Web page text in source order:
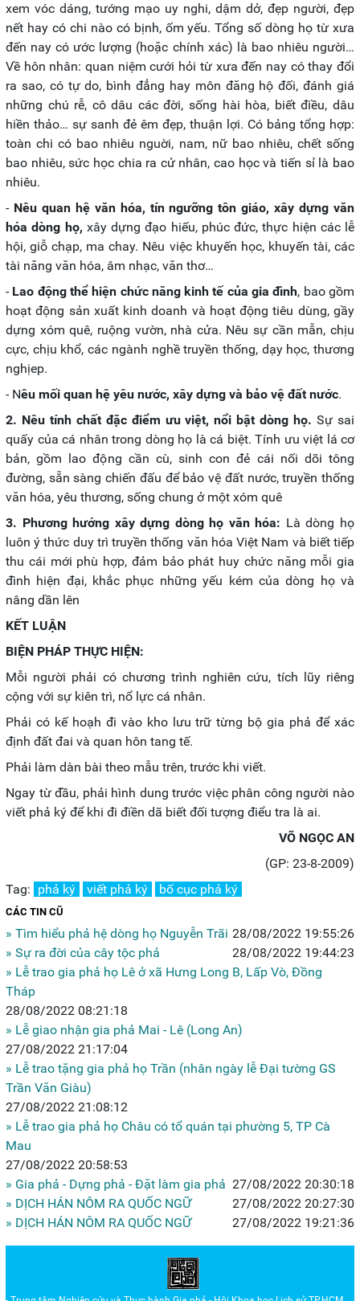
xem vóc dáng, tướng mạo uy nghi, dậm dở, đẹp người, đẹp
nết hay có chi nào có bịnh, ốm yếu. Tổng số dòng họ từ xưa
đến nay có ước lượng (hoặc chính xác) là bao nhiêu người…
Về hôn nhân: quan niệm cưới hỏi từ xưa đến nay có thay đổi
ra sao, có tự do, bình đẳng hay môn đăng hộ đối, đánh giá
những chú rễ, cô dâu các đời, sống hài hòa, biết điều, dâu
hiền thảo… sự sanh đẻ êm đẹp, thuận lợi. Có bảng tổng hợp:
toàn chi có bao nhiêu nguời, nam, nữ bao nhiêu, chết sống
bao nhiêu, sức học chia ra cử nhân, cao học và tiến sỉ là bao
nhiêu.
- Nêu quan hệ văn hóa, tín ngưỡng tôn giáo, xây dựng văn
hóa dòng họ, xây dựng đạo hiếu, phúc đức, thực hiện các lễ
hội, giỗ chạp, ma chay. Nêu việc khuyến học, khuyến tài, các
tài năng văn hóa, âm nhạc, văn thơ…
- Lao động thể hiện chức năng kinh tế của gia đình, bao gồm
hoạt động sản xuất kinh doanh và hoạt động tiêu dùng, gầy
dựng xóm quê, ruộng vườn, nhà cửa. Nêu sự cần mẫn, chịu
cực, chịu khổ, các ngành nghề truyền thống, dạy học, thương
nghịep.
- Nêu mối quan hệ yêu nước, xây dựng và bảo vệ đất nước.
2. Nêu tính chất đặc điểm ưu việt, nổi bật dòng họ. Sự sai
quấy của cá nhân trong dòng họ là cá biệt. Tính ưu việt lá cơ
bản, gồm lao động cần cù, sinh con đẻ cái nối dõi tông
đường, sẵn sàng chiến đấu để bảo vệ đất nước, truyền thống
văn hóa, yêu thương, sống chung ở một xóm quê
3. Phương hướng xây dựng dòng họ văn hóa: Là dòng họ
luôn ý thức duy trì truyền thống văn hóa Việt Nam và biết tiếp
thu cái mới phù hợp, đảm bảo phát huy chức năng mỗi gia
đình hiện đại, khắc phục những yếu kém của dòng họ và
nâng dần lên
KẾT LUẬN
BIỆN PHÁP THỰC HIỆN:
Mỗi người phải có chương trình nghiên cứu, tích lũy riêng
cộng với sự kiên trì, nổ lực cá nhân.
Phải có kế hoạh đi vào kho lưu trữ từng bộ gia phả để xác
định đất đai và quan hôn tang tế.
Phải làm dàn bài theo mẫu trên, trước khi viết.
Ngay từ đầu, phải hình dung trước việc phân công người nào
viết phả ký để khi đi điền dã biết đối tượng điểu tra là ai.
VÕ NGỌC AN
(GP: 23-8-2009)
Tag: phả ký viết phả ký bố cục phả ký
CÁC TIN CŨ
» Tìm hiểu phả hệ dòng họ Nguyễn Trãi 28/08/2022 19:55:26
» Sự ra đời của cây tộc phả
28/08/2022 19:44:23
» Lễ trao gia phả họ Lê ở xã Hưng Long B, Lấp Vò, Đồng
Tháp
28/08/2022 08:21:18
» Lễ giao nhận gia phả Mai - Lê (Long An)
27/08/2022 21:17:04
» Lễ trao tặng gia phả họ Trần (nhân ngày lễ Đại tường GS
Trần Văn Giàu)
27/08/2022 21:08:12
» Lễ trao gia phả họ Châu có tổ quán tại phường 5, TP Cà
Mau
27/08/2022 20:58:53
» Gia phả - Dựng phả - Đặt làm gia phả 27/08/2022 20:30:18
» DỊCH HÁN NÔM RA QUỐC NGỮ
27/08/2022 20:27:30
» DỊCH HÁN NÔM RA QUỐC NGỮ
27/08/2022 19:21:36